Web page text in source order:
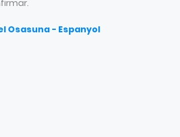
Osasuna - Espanyol